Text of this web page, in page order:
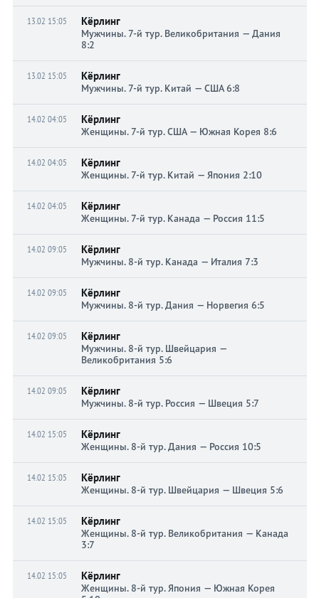
13.02 15:05 Кёрлинг
Мужчины. 7-й тур. Великобритания — Дания
8:2
13.02 15:05 Кёрлинг
Мужчины. 7-й тур. Китай — США 6:8
14.02 04:05 Кёрлинг
Женщины. 7-й тур. США — Южная Корея 8:6
14.02 04:05 Кёрлинг
Женщины. 7-й тур. Китай — Япония 2:10
14.02 04:05 Кёрлинг
Женщины. 7-й тур. Канада — Россия 11:5
14.02 09:05 Кёрлинг
Мужчины. 8-й тур. Канада — Италия 7:3
14.02 09:05 Кёрлинг
Мужчины. 8-й тур. Дания — Норвегия 6:5
14.02 09:05 Кёрлинг
Мужчины. 8-й тур. Швейцария —
Великобритания 5:6
14.02 09:05 Кёрлинг
Мужчины. 8-й тур. Россия — Швеция 5:7
14.02 15:05 Кёрлинг
Женщины. 8-й тур. Дания — Россия 10:5
14.02 15:05 Кёрлинг
Женщины. 8-й тур. Швейцария — Швеция 5:6
14.02 15:05 Кёрлинг
Женщины. 8-й тур. Великобритания — Канада
3:7
14.02 15:05 Кёрлинг
Женщины. 8-й тур. Япония — Южная Корея